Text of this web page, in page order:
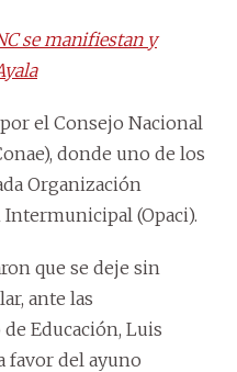
se manifiestan y
el Consejo Nacional
donde uno de los
Organización
Intermunicipal (Opaci).
que se deje sin
ante las
Educación, Luis
favor del ayuno